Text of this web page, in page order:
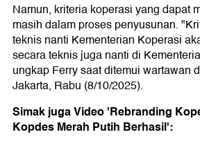
Namun, kriteria koperasi yang dapat
masih dalam proses penyusunan.
teknis nanti Kementerian Koperasi
secara teknis juga nanti di
ungkap Ferry saat ditemui wartawan
Jakarta, Rabu (8/10/2025).
Simak juga Video 'Rebranding
KopdesMerah Putih Berhasil':